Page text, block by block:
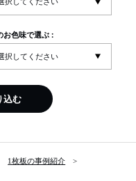
お色味で選ぶ :
込む
1枚板の事例紹介